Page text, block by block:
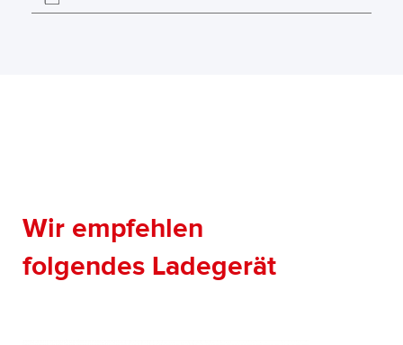
Wir empfehlen
folgendes Ladegerät